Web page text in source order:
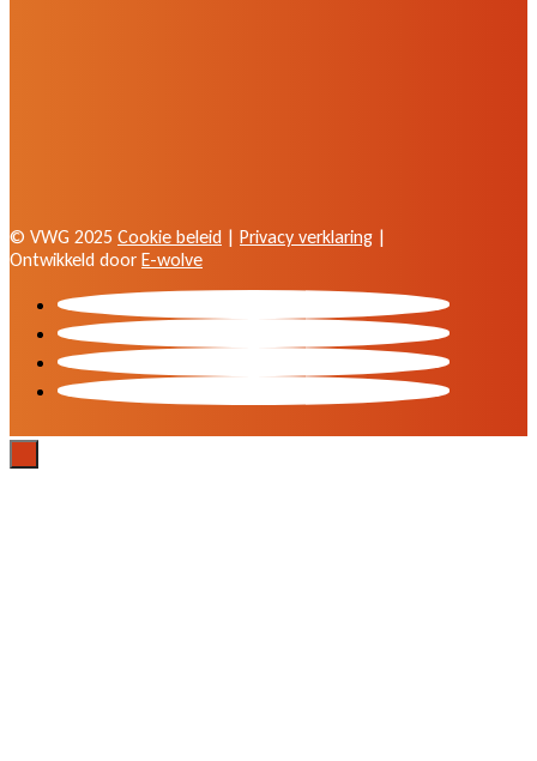
© VWG 2025 Cookie beleid | Privacy verklaring |
Ontwikkeld door E-wolve